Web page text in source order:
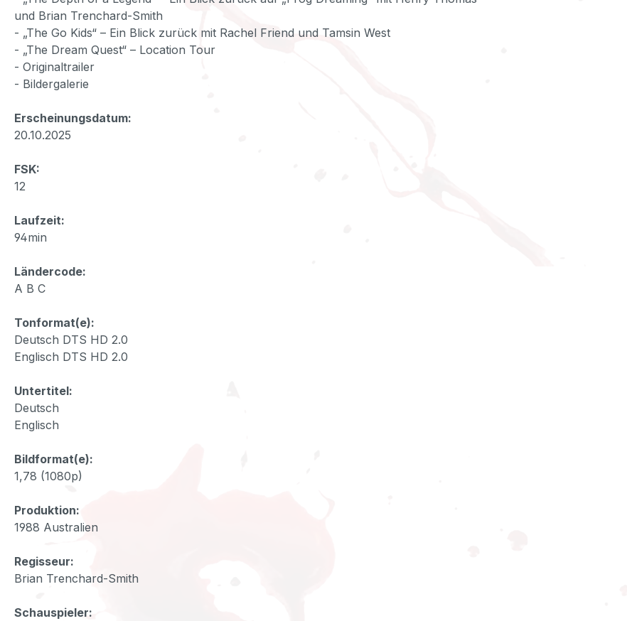
und Brian Trenchard-Smith
- „The Go Kids“ – Ein Blick zurück mit Rachel Friend und Tamsin West
- „The Dream Quest“ – Location Tour
- Originaltrailer
- Bildergalerie
Erscheinungsdatum:
20.10.2025
FSK:
12
Laufzeit:
94min
Ländercode:
A B C
Tonformat(e):
Deutsch DTS HD 2.0
Englisch DTS HD 2.0
Untertitel:
Deutsch
Englisch
Bildformat(e):
1,78 (1080p)
Produktion:
1988 Australien
Regisseur:
Brian Trenchard-Smith
Schauspieler: